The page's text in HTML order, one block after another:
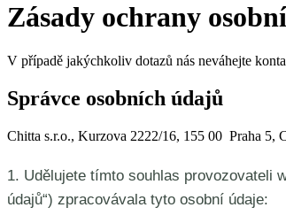
Zásady ochrany
V případě jakýchkoliv dotazů nás neváhejte
Správce osobních údajů
Chitta s.r.o., Kurzova 2222/16, 155 00 Praha 5,
1. Udělujete tímto souhlas provozovateli
údajů“) zpracovávala tyto osobní údaje: